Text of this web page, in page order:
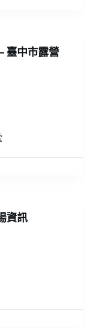
臺中市露營
資訊